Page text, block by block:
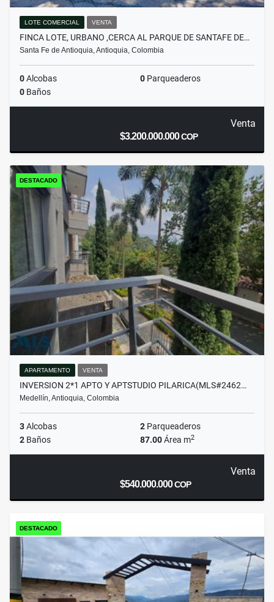
LOTE COMERCIAL VENTA
FINCA LOTE, URBANO ,CERCA AL PARQUE DE SANTAFE DE…
Santa Fe de Antioquia, Antioquia, Colombia
0Alcobas 0 Parqueaderos
0 Baños
Venta
$3.200.000.000COP
DESTACADO
APARTAMENTO VENTA
INVERSION 2*1 APTO Y APTSTUDIO PILARICA(MLS#2462…
Medellín, Antioquia, Colombia
3Alcobas 2 Parqueaderos
2 Baños 87.00Área m2
Venta
$540.000.000COP
DESTACADO